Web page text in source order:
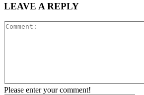
LEAVE A REPLY
Please enter your comment!